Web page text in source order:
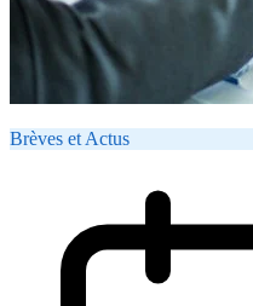
Brèves et Actus